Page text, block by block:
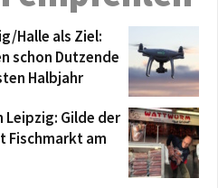
Halle als Ziel:
schon Dutzende
Halbjahr
Gilde der
Fischmarkt am